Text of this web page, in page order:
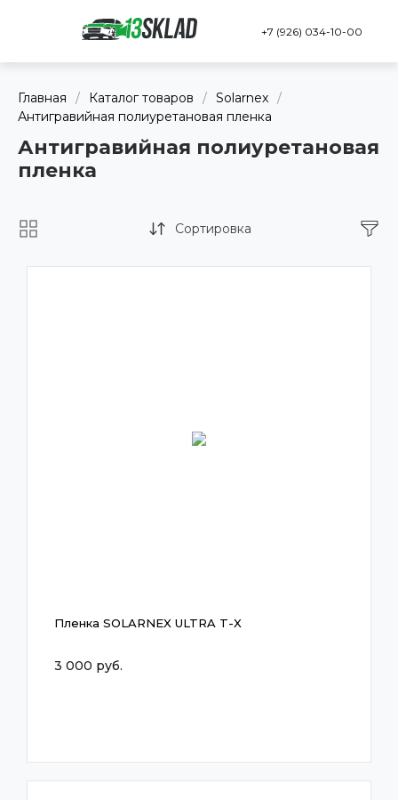
+7 (926) 034-10-00
Главная / Каталог товаров / Solarnex /
Антигравийная полиуретановая пленка
Антигравийная полиуретановая
пленка
Сортировка
Пленка SOLARNEX ULTRA T-X
3 000 руб.